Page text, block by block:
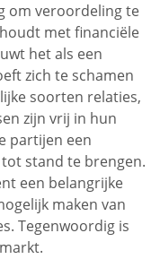
om veroordeling te
met financiële
het als een
zich te schamen
soorten relaties,
zijn vrij in hun
partijen een
stand te brengen.
een belangrijke
maken van
Tegenwoordig is